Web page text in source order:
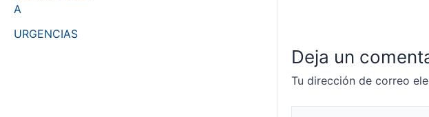
A
URGENCIAS
Deja un
Tu dirección de correo